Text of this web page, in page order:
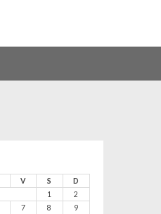
V S
D
1
2
7 8
9